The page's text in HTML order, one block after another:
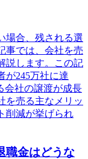
場合、残される選
事では、会社を売
説します。この記
が245万社に達
会社の譲渡が成長
を売る主なメリッ
削減が挙げられ
職金はどうな